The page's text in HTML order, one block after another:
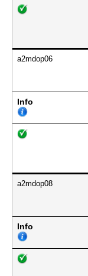
a2mdop06
Info
a2mdop08
Info